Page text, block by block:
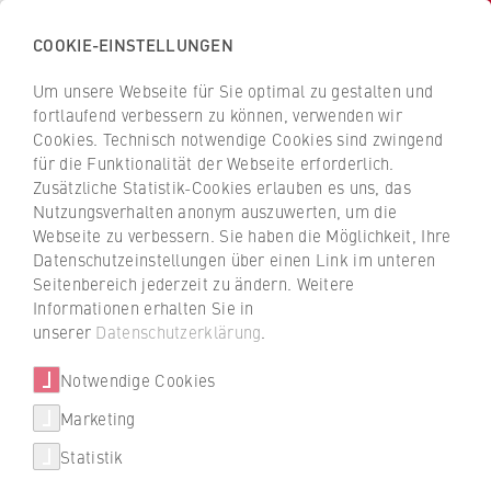
Z
u
ü
k
u
S
a
H
c
h
s
c
h
u
l
e
f
r
W
i
r
Z
u
r
ü
c
k
z
u
r
t
a
t
Über uns
Prof. Dr. Dagmar Monett Díaz
FB 2 Duales Studium
Professur für Informatik
Akademische Studiengangsleitung des dualen
Berlin Professional School (BPS), Fachleiterin der
Fachrichtung Informatik, FB 2 Duales Studium
COOKIE-EINSTELLUNGEN
Um unsere Webseite für Sie optimal zu gestalten und
fortlaufend verbessern zu können, verwenden wir
Cookies. Technisch notwendige Cookies sind zwingend
für die Funktionalität der Webseite erforderlich.
Zusätzliche Statistik-Cookies erlauben es uns, das
Nutzungsverhalten anonym auszuwerten, um die
Webseite zu verbessern. Sie haben die Möglichkeit, Ihre
Datenschutzeinstellungen über einen Link im unteren
Seitenbereich jederzeit zu ändern. Weitere
Informationen erhalten Sie in
unserer Datenschutzerklärung
Notwendige Cookies
Marketing
Statistik